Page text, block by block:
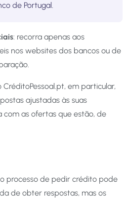
de Portugal.
: recorra apenas aos
nos websites dos bancos ou de
em particular,
ajustadas às suas
com as ofertas que estão, de
processo de pedir crédito pode
de obter respostas, mas os